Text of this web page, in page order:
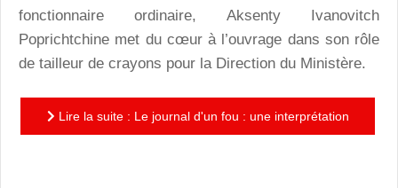
fonctionnaire ordinaire, Aksenty Ivanovitch
Poprichtchine met du cœur à l’ouvrage dans son rôle
de tailleur de crayons pour la Direction du Ministère.
Lire la suite : Le journal d'un fou : une interprétation